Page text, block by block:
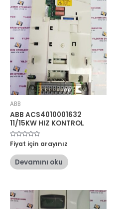
ABB
ABB ACS4010001632
11/15KW HIZ KONTROL
5
üzerinden
oy
aldı
Fiyat için arayınız
Devamını oku